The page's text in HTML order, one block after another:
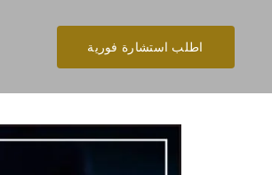
المحتوى
اطلب استشارة فورية